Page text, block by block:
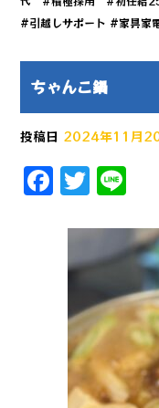
#引越しサポート #家具家
ちゃんこ鍋
投稿日 2024年11月
F
a
c
e
o
o
k
T
w
it
te
r
e